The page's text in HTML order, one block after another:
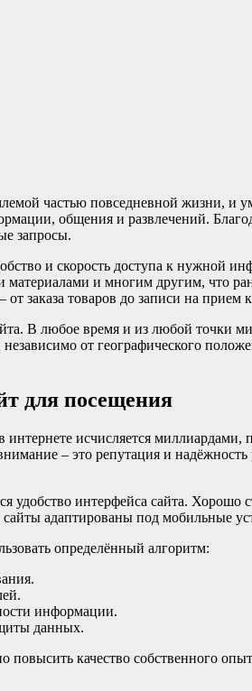
частью повседневной жизни, и
общения и развлечений.
запросы.
и скорость доступа к нужной
и многим другим, что
заказа товаров до записи на прием
В любое время и из любой точки
от географического
для посещения
исчисляется миллиардами,
– это репутация и
удобство интерфейса сайта.
адаптированы под мобильные
определённый алгоритм:
информации.
данных.
повысить качество собственного